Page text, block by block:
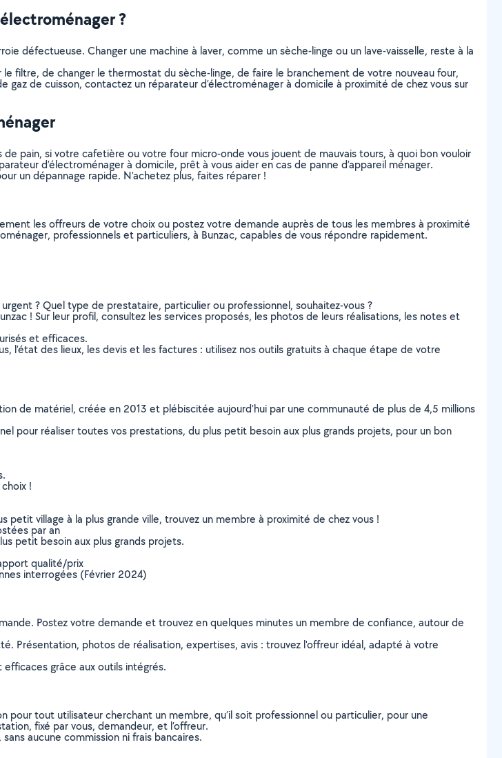
?
défectueuse. Changer une machine à laver, comme un sèche-linge ou un lave-vaisselle, reste à la
filtre, de changer le thermostat du sèche-linge, de faire le branchement de votre nouveau four,
de cuisson, contactez un réparateur d’électroménager à domicile à proximité de chez vous sur
pain, si votre cafetière ou votre four micro-onde vous jouent de mauvais tours, à quoi bon vouloir
d’électroménager à domicile, prêt à vous aider en cas de panne d’appareil ménager.
un dépannage rapide. N’achetez plus, faites réparer !
les offreurs de votre choix ou postez votre demande auprès de tous les membres à proximité
professionnels et particuliers, à Bunzac, capables de vous répondre rapidement.
? Quel type de prestataire, particulier ou professionnel, souhaitez-vous ?
! Sur leur profil, consultez les services proposés, les photos de leurs réalisations, les notes et
et efficaces.
l’état des lieux, les devis et les factures : utilisez nos outils gratuits à chaque étape de votre
de matériel, créée en 2013 et plébiscitée aujourd’hui par une communauté de plus de 4,5 millions
pour réaliser toutes vos prestations, du plus petit besoin aux plus grands projets, pour un bon
!
village à la plus grande ville, trouvez un membre à proximité de chez vous !
par an
petit besoin aux plus grands projets.
qualité/prix
interrogées (Février 2024)
Postez votre demande et trouvez en quelques minutes un membre de confiance, autour de
Présentation, photos de réalisation, expertises, avis : trouvez l'offreur idéal, adapté à votre
grâce aux outils intégrés.
tout utilisateur cherchant un membre, qu’il soit professionnel ou particulier, pour une
fixé par vous, demandeur, et l’offreur.
aucune commission ni frais bancaires.